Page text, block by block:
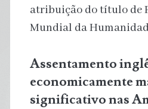
atribuição do título de
Mundial da
Assentamento
economicamente
significativo nas